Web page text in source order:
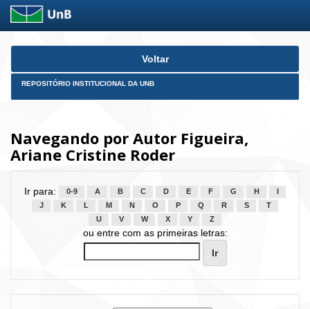
Skip
Voltar
REPOSITÓRIO INSTITUCIONAL DA UNB
Navegando por Autor Figueira,
Ariane Cristine Roder
Ir para: 0-9 A B C D E F G H
J
K L M N O P Q R S
T
U
V W X Y Z
ou entre com as primeiras letras: